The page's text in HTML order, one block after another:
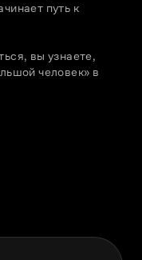
путь к
вы узнаете,
человек» в